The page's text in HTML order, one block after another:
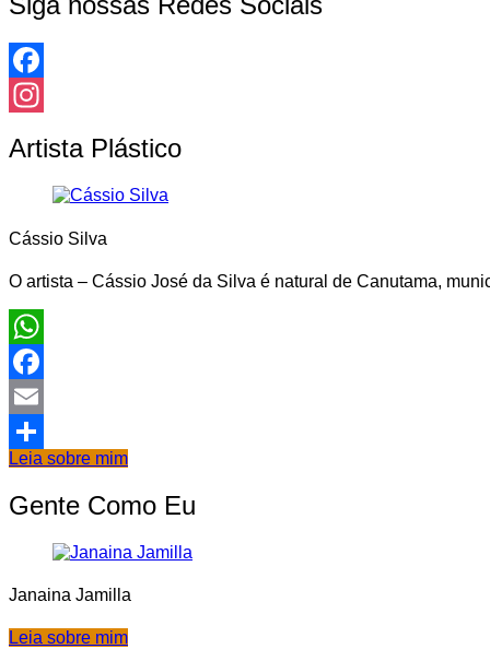
Facebook
Artista Plástico
Cássio Silva
O artista – Cássio José da Silva é natural de Canutama,
WhatsApp
Facebook
Email
Share
Leia sobre mim
Gente Como Eu
Janaina Jamilla
Leia sobre mim